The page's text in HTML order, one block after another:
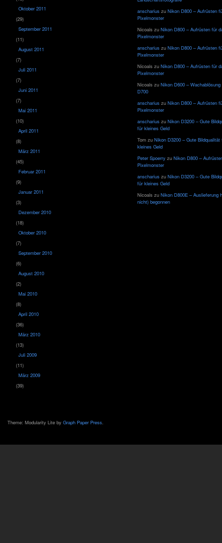
Oktober 2011
(29)
September 2011
(11)
August 2011
(7)
Juli 2011
(7)
Juni 2011
(7)
Mai 2011
(10)
April 2011
(8)
März 2011
(45)
Februar 2011
(9)
Januar 2011
(3)
Dezember 2010
(18)
Oktober 2010
(7)
September 2010
(6)
August 2010
(2)
Mai 2010
(8)
April 2010
(36)
März 2010
(13)
Juli 2009
(11)
März 2009
(39)
anscharius zuNikon D800 – Aufrüsten
Pixelmonster
Nicoals zuNikon D800 – Aufrüsten für
Pixelmonster
anscharius zuNikon D800 – Aufrüsten
Pixelmonster
Nicoals zuNikon D800 – Aufrüsten für
Pixelmonster
Nicoals zuNikon D600 –
D700
anscharius zuNikon D800 – Aufrüsten
Pixelmonster
anscharius zuNikon D3200 – Gute
für kleines Geld
Tom zuNikon D3200 – Gute Bildqualität
kleines Geld
Peter Spoerry zuNikon D800 –
Pixelmonster
anscharius zuNikon D3200 – Gute
für kleines Geld
Nicoals zuNikon D800E – Auslieferung
nicht) begonnen
Theme: Modularity Lite by Graph Paper Press.